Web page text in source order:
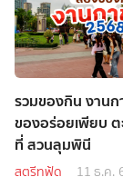
รวมของกิน งาน
ของอร่อยเพียบ
ที่ สวนลุมพินี
สตรีทฟู้ด 11 ธ.ค.